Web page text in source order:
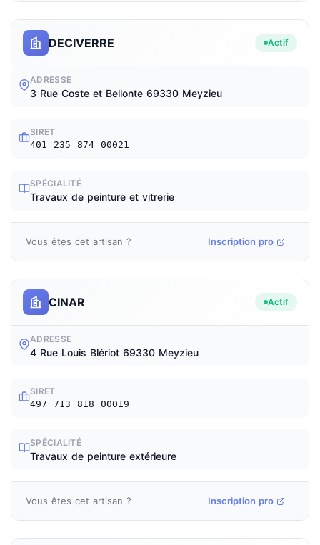
DECIVERRE Actif
ADRESSE
3 Rue Coste et Bellonte 69330 Meyzieu
SIRET
401 235 874 00021
SPÉCIALITÉ
Travaux de peinture et vitrerie
Vous êtes cet artisan ? Inscription pro
CINAR Actif
ADRESSE
4 Rue Louis Blériot 69330 Meyzieu
SIRET
497 713 818 00019
SPÉCIALITÉ
Travaux de peinture extérieure
Vous êtes cet artisan ? Inscription pro